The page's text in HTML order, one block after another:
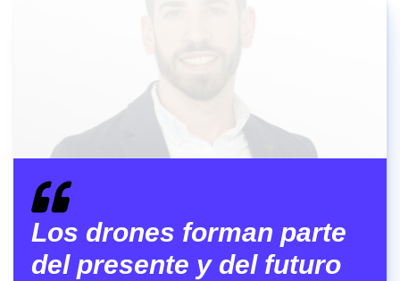
Los drones forman parte
del presente y del futuro